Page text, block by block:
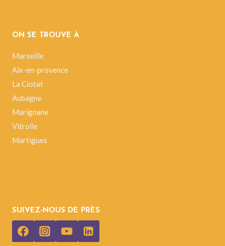
ON SE TROUVE À
Marseille
Aix-en-provence
La Ciotat
Aubagne
Marignane
Vitrolle
Martigues
SUIVEZ-NOUS DE PRÈS